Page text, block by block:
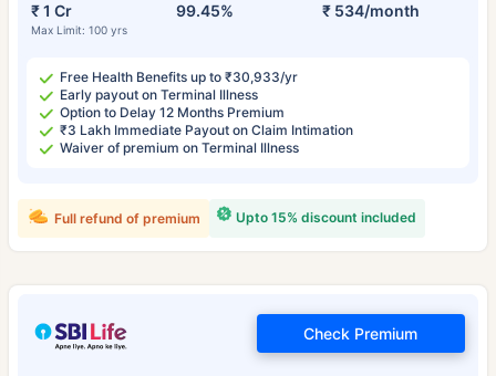
₹ 1 Cr
Max Limit: 100 yrs
99.45% ₹ 534/month
Free Health Benefits up to ₹30,933/yr
Early payout on Terminal Illness
Option to Delay 12 Months Premium
₹3 Lakh Immediate Payout on Claim Intimation
Waiver of premium on Terminal Illness
Upto 15% discount included
Full refund of premium
Check Premium